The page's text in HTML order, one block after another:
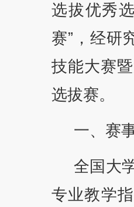
选拔优秀
赛”，经研
技能大赛
选拔赛。
一、赛
全国大
专业教学